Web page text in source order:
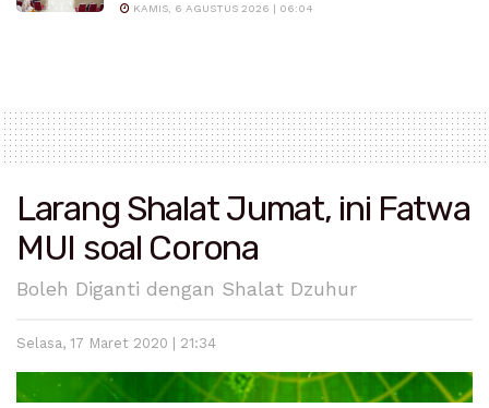
KAMIS, 6 AGUSTUS 2026 | 06:04
Larang Shalat Jumat, ini Fatwa
MUI soal Corona
Boleh Diganti dengan Shalat Dzuhur
Selasa, 17 Maret 2020 | 21:34